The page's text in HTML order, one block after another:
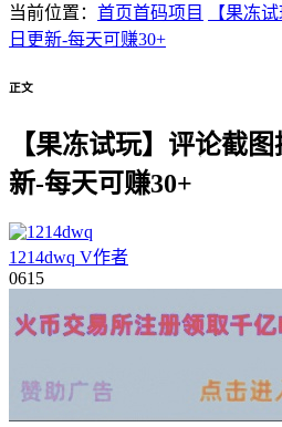
当前位置： 首页首码项目
【果冻
日更新-每天可赚30+
正文
【果冻试玩】评论截
新-每天可赚30+
1214dwq V作者
0615